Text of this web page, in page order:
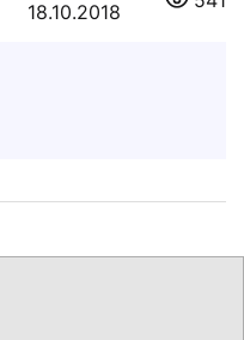
18.10.2018